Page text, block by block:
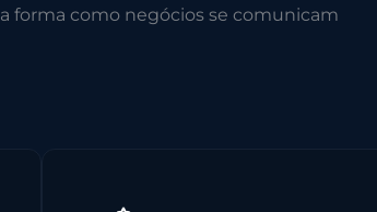
a forma como negócios se comunicam